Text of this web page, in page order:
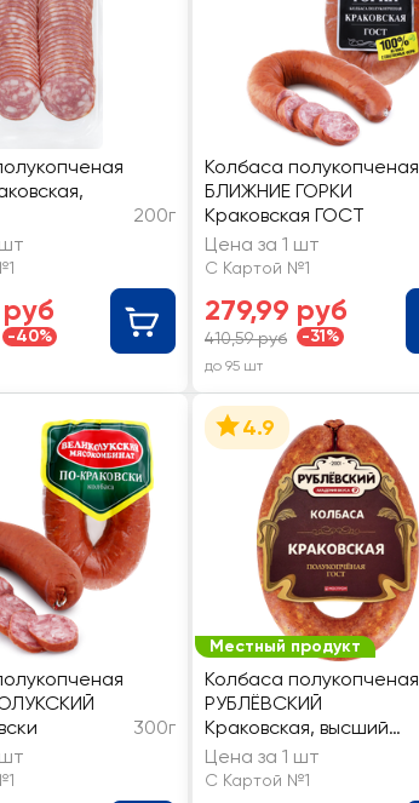
200г
-40%
Колбаса полукопченая
БЛИЖНИЕ ГОРКИ
Краковская ГОСТ
Цена за 1 шт
С Картой №1
279,99 руб
410,59 руб -31%
до 95 шт
300г
Местный продукт
4.9
Колбаса полукопченая
РУБЛЁВСКИЙ
Краковская, высший
сорт
Цена за 1 шт
С Картой №1